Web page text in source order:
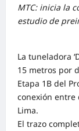
MTC: inicia la
estudio de
La tuneladora
15 metros por
Etapa 1B del
conexión entre
Lima.
El trazo